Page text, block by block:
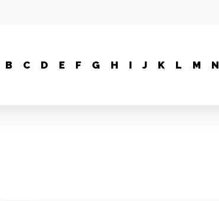
B C D E F G H I J K L M N